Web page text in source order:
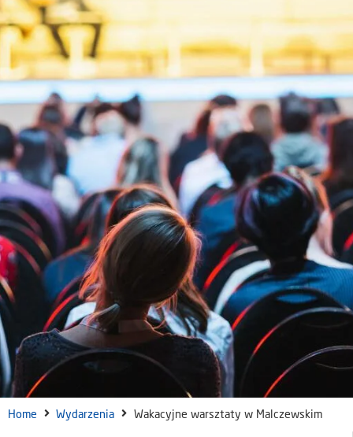
Home Wydarzenia Wakacyjne warsztaty w Malczewskim